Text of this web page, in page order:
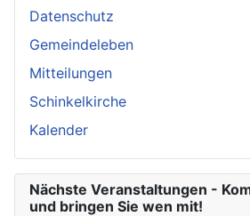
Datenschutz
Gemeindeleben
Mitteilungen
Schinkelkirche
Kalender
Nächste Veranstaltungen -
und bringen Sie wen mit!